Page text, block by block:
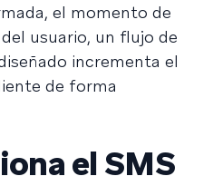
el momento de
usuario, un flujo de
incrementa el
de forma
el SMS